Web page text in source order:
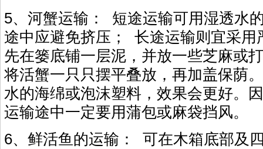
5、河蟹运输： 短途运输可用湿透水
途中应避免挤压； 长途运输则宜采用
先在篓底铺一层泥，并放一些芝麻或
将活蟹一只只摆平叠放，再加盖保荫
水的海绵或泡沫塑料，效果会更好。
运输途中一定要用蒲包或麻袋挡风。
6、鲜活鱼的运输： 可在木箱底部及